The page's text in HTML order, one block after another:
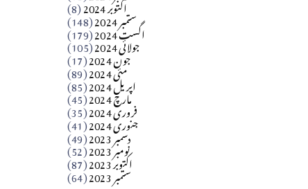
​تحریر: عاصم نواز طاہرخیلی (غازی/ہری پور)
اکتوبر 2024 (8) ستمبر 2024 (148) اگست 2024 (179) جولائی 2024 (105) جون 2024 (17) مئی 2024 (89) اپریل 2024 (85) مارچ 2024 (45) فروری 2024 (35) جنوری 2024 (41) دسمبر 2023 (49) نومبر 2023 (52) اکتوبر 2023 (87) ستمبر 2023 (64)